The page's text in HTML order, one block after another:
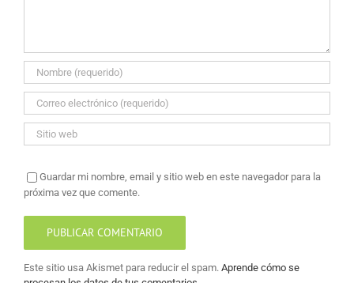
Guardar mi nombre, email y sitio web en este navegador para la
próxima vez que comente.
Este sitio usa Akismet para reducir el spam. Aprende cómo se